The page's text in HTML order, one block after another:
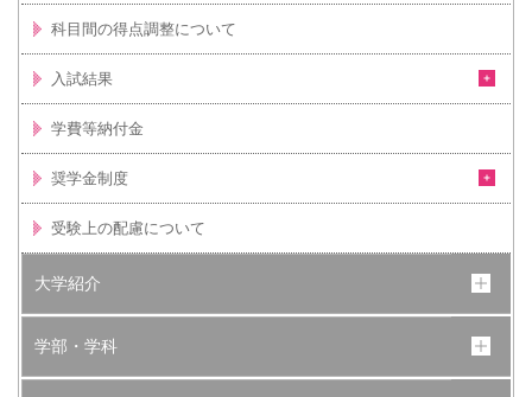
科目間の得点調整について
入試結果
学費等納付金
奨学金制度
受験上の配慮について
大学紹介
学部・学科